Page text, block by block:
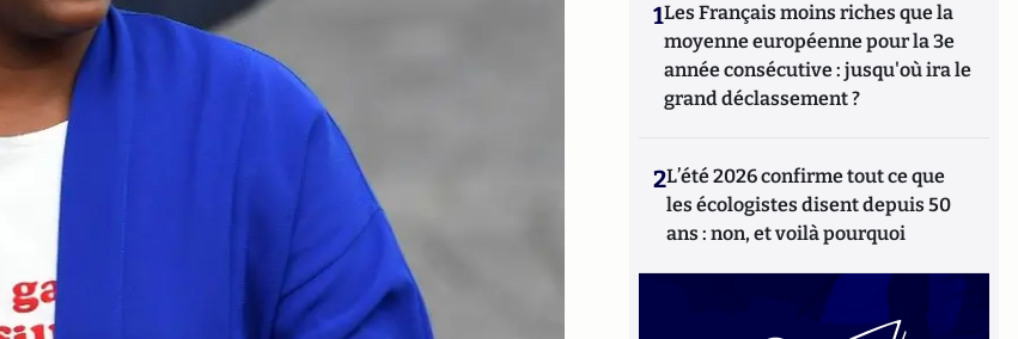
1Les Français moins riches que la
moyenne européenne pour la 3e
année consécutive : jusqu'où ira le
grand déclassement ?
2L’été 2026 confirme tout ce que
les écologistes disent depuis 50
ans : non, et voilà pourquoi